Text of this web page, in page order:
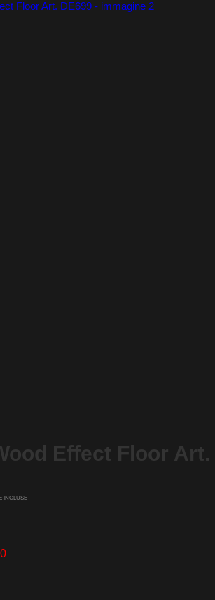
Effect Floor Art.